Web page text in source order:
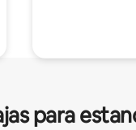
para